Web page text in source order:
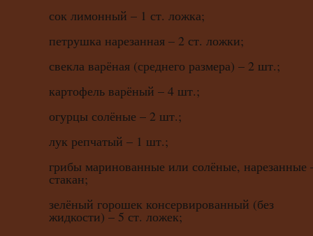
сок лимонный – 1 ст. ложка;
петрушка нарезанная – 2 ст. ложки;
свекла варёная (среднего размера) – 2 шт.;
картофель варёный – 4 шт.;
огурцы солёные – 2 шт.;
лук репчатый – 1 шт.;
грибы маринованные или солёные, нарезанные
стакан;
зелёный горошек консервированный (без
жидкости) – 5 ст. ложек;